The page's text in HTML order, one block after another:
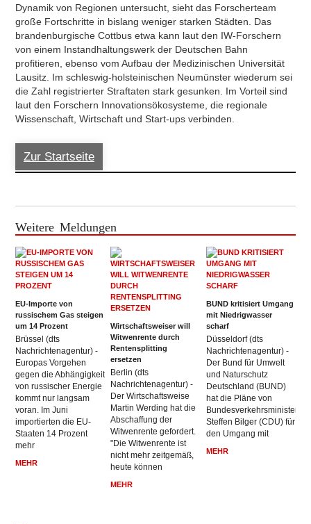
Dynamik von Regionen untersucht, sieht das Forscherteam
große Fortschritte in bislang weniger starken Städten. Das
brandenburgische Cottbus etwa kann laut den IW-Forschern
von einem Instandhaltungswerk der Deutschen Bahn
profitieren, ebenso vom Aufbau der Medizinischen Universität
Lausitz. Im schleswig-holsteinischen Neumünster wiederum sei
die Zahl registrierter Straftaten stark gesunken. Im Vorteil sind
laut den Forschern Innovationsökosysteme, die regionale
Wissenschaft, Wirtschaft und Start-ups verbinden.
Zur Startseite
Weitere Meldungen
EU-Importe von
russischem Gas steigen
um 14 Prozent
Brüssel (dts
Nachrichtenagentur) -
Europas Vorgehen
gegen die Abhängigkeit
von russischer Energie
kommt nur langsam
voran. Im Juni
importierten die EU-
Staaten 14 Prozent
mehr
MEHR
Wirtschaftsweiser will
Witwenrente durch
Rentensplitting
ersetzen
Berlin (dts
Nachrichtenagentur) -
Der Wirtschaftsweise
Martin Werding hat die
Abschaffung der
Witwenrente gefordert.
"Die Witwenrente ist
nicht mehr zeitgemäß,
heute können
MEHR
BUND kritisiert Umgang
mit Niedrigwasser
scharf
Düsseldorf (dts
Nachrichtenagentur) -
Der Bund für Umwelt
und Naturschutz
Deutschland (BUND)
hat die Pläne von
Bundesverkehrsminister
Steffen Bilger (CDU) für
den Umgang mit
MEHR